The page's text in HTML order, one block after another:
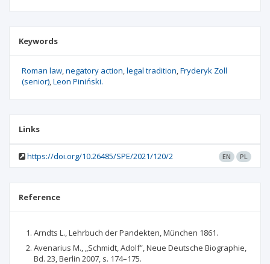
Keywords
Roman law negatory action legal tradition Fryderyk Zoll
(senior) Leon Piniński.
Links
https://doi.org/10.26485/SPE/2021/120/2 EN PL
Reference
Arndts L., Lehrbuch der Pandekten, München 1861.
Avenarius M., „Schmidt, Adolf”, Neue Deutsche Biographie,
Bd. 23, Berlin 2007, s. 174–175.